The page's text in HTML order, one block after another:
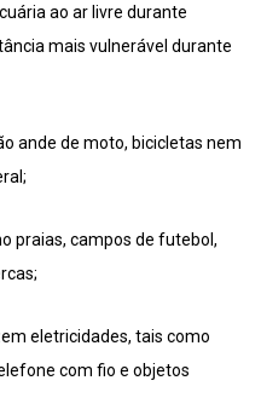
ao ar livre durante
mais vulnerável durante
ande de moto, bicicletas nem
praias, campos de futebol,
eletricidades, tais como
com fio e objetos